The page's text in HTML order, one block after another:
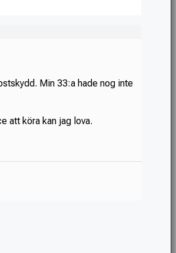
Min 33:a hade nog inte
att köra kan jag lova.